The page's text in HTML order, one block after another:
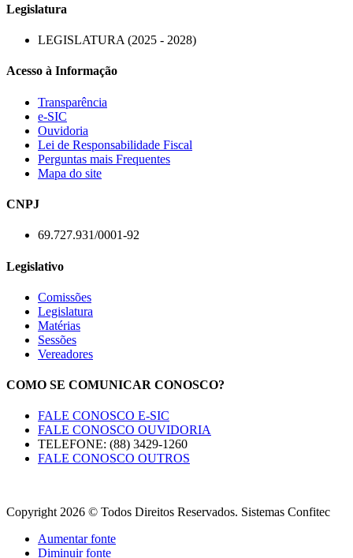
Legislatura
LEGISLATURA (2025 - 2028)
Acesso à Informação
Transparência
e-SIC
Ouvidoria
Lei de Responsabilidade Fiscal
Perguntas mais Frequentes
Mapa do site
CNPJ
69.727.931/0001-92
Legislativo
Comissões
Legislatura
Matérias
Sessões
Vereadores
COMO SE COMUNICAR CONOSCO?
FALE CONOSCO E-SIC
FALE CONOSCO OUVIDORIA
TELEFONE: (88) 3429-1260
FALE CONOSCO OUTROS
Copyright 2026 © Todos Direitos Reservados. Sistemas Confitec
Aumentar fonte
Diminuir fonte